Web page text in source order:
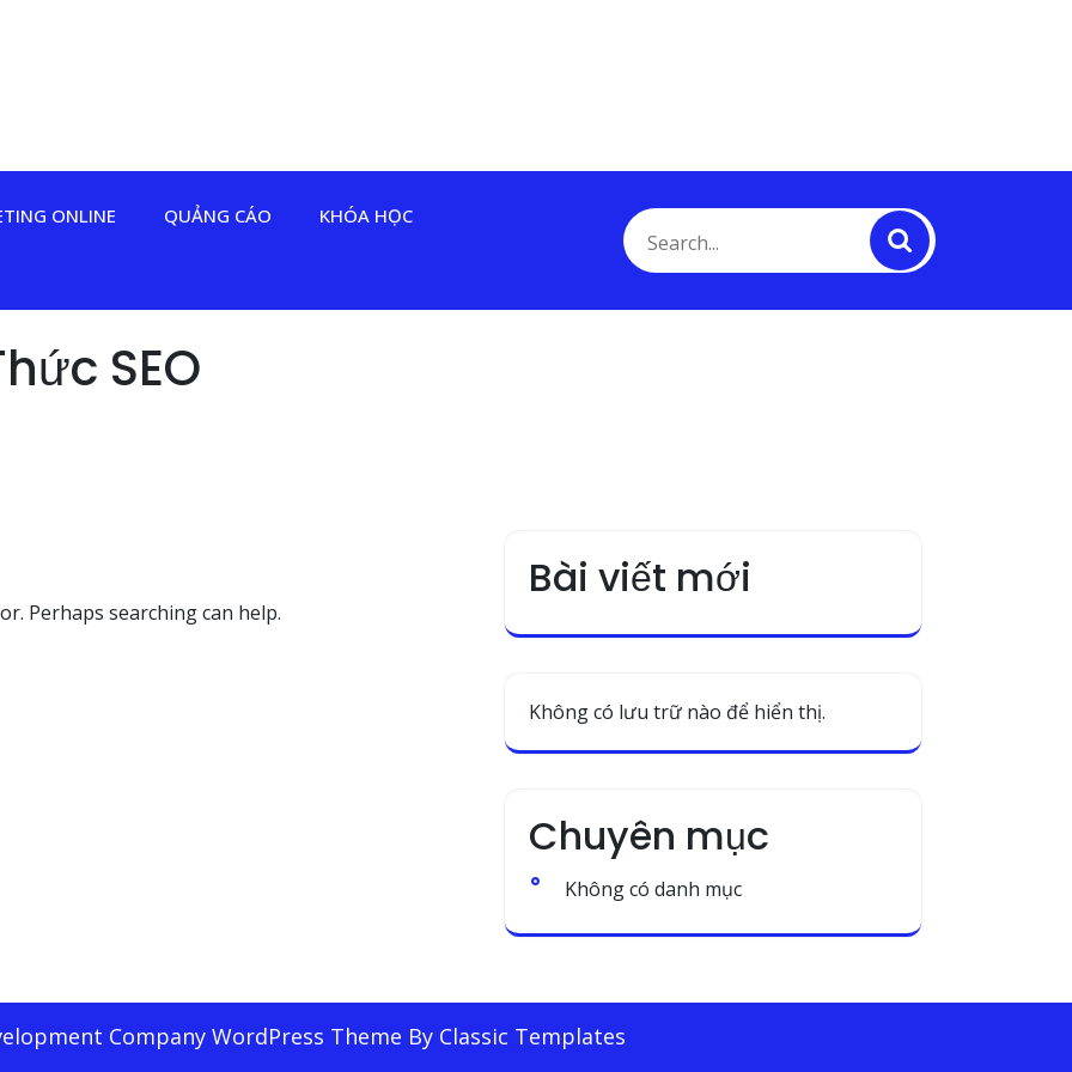
ONLINE QUẢNG CÁO KHÓA HỌC
SEO
Perhaps searching can help.
Bài viết mới
Không có lưu trữ nào để hiển thị.
Chuyên mục
Không có danh mục
Company WordPress Theme By Classic Templates